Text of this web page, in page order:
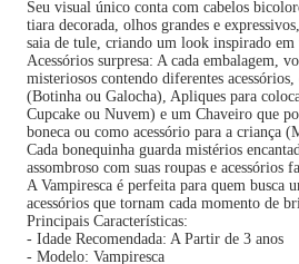
Seu visual único conta com cabelos
tiara decorada, olhos grandes e
saia de tule, criando um look inspirado em
Acessórios surpresa: A cada embalagem,
misteriosos contendo diferentes
(Botinha ou Galocha), Apliques para
Cupcake ou Nuvem) e um Chaveiro que
boneca ou como acessório para a criança
Cada bonequinha guarda mistérios
assombroso com suas roupas e acessórios
A Vampiresca é perfeita para quem busca
acessórios que tornam cada momento de
Principais Características:
- Idade Recomendada: A Partir de 3 anos
- Modelo: Vampiresca